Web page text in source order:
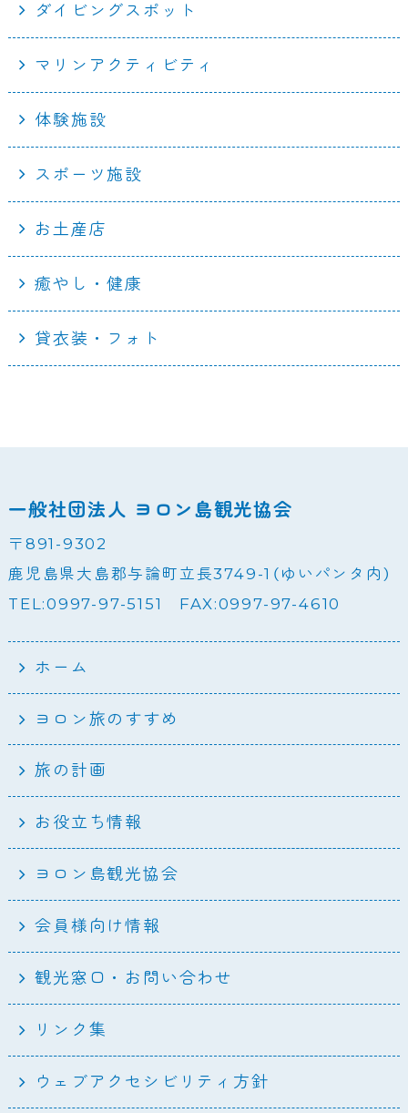
ダイビングスポット
マリンアクティビティ
体験施設
スポーツ施設
お土産店
癒やし・健康
貸衣装・フォト
一般社団法人 ヨロン島観光協会
〒891-9302
鹿児島県大島郡与論町立長3749-1（ゆいパンタ内）
TEL:0997-97-5151 FAX:0997-97-4610
ホーム
ヨロン旅のすすめ
旅の計画
お役立ち情報
ヨロン島観光協会
会員様向け情報
観光窓口・お問い合わせ
リンク集
ウェブアクセシビリティ方針